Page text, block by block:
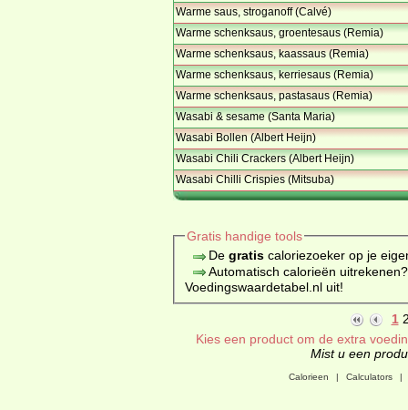
Warme saus, stroganoff (Calvé)
Warme schenksaus, groentesaus (Remia)
Warme schenksaus, kaassaus (Remia)
Warme schenksaus, kerriesaus (Remia)
Warme schenksaus, pastasaus (Remia)
Wasabi & sesame (Santa Maria)
Wasabi Bollen (Albert Heijn)
Wasabi Chili Crackers (Albert Heijn)
Wasabi Chilli Crispies (Mitsuba)
Gratis handige tools
De gratiscaloriezoeker op je
Automatisch calorieën
Voedingswaardetabel.nl uit!
1
Kies een product om de extra
Mist u een
Calorieen | Calculators |